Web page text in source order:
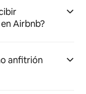
Airbnb?
anfitrión